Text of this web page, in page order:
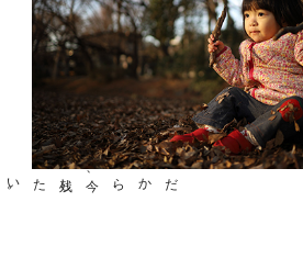
だから
、
今、
残したい
。